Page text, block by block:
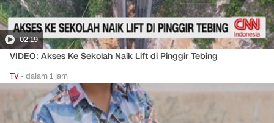
02:19
VIDEO: Akses Ke Sekolah Naik Lift di Pinggir Tebing
TV •dalam 1 jam